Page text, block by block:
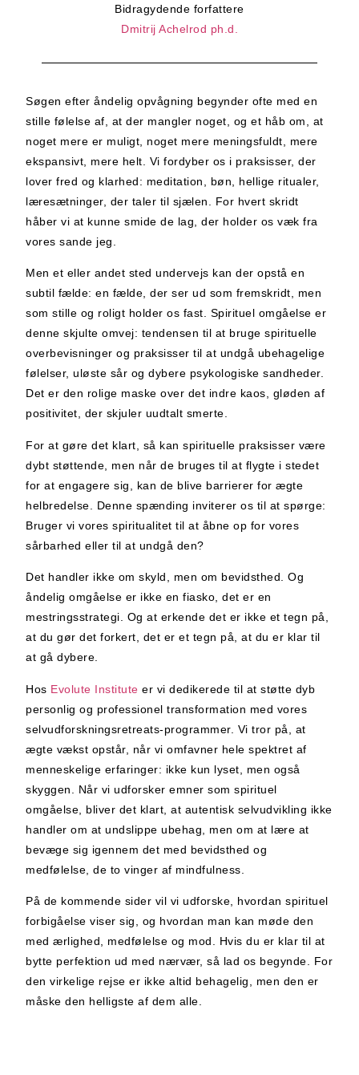
Bidragydende forfattere
Dmitrij Achelrod ph.d.
Søgen efter åndelig opvågning begynder ofte med en
stille følelse af, at der mangler noget, og et håb om, at
noget mere er muligt, noget mere meningsfuldt, mere
ekspansivt, mere helt. Vi fordyber os i praksisser, der
lover fred og klarhed: meditation, bøn, hellige ritualer,
læresætninger, der taler til sjælen. For hvert skridt
håber vi at kunne smide de lag, der holder os væk fra
vores sande jeg.
Men et eller andet sted undervejs kan der opstå en
subtil fælde: en fælde, der ser ud som fremskridt, men
som stille og roligt holder os fast. Spirituel omgåelse er
denne skjulte omvej: tendensen til at bruge spirituelle
overbevisninger og praksisser til at undgå ubehagelige
følelser, uløste sår og dybere psykologiske sandheder.
Det er den rolige maske over det indre kaos, gløden af
positivitet, der skjuler uudtalt smerte.
For at gøre det klart, så kan spirituelle praksisser være
dybt støttende, men når de bruges til at flygte i stedet
for at engagere sig, kan de blive barrierer for ægte
helbredelse. Denne spænding inviterer os til at spørge:
Bruger vi vores spiritualitet til at åbne op for vores
sårbarhed eller til at undgå den?
Det handler ikke om skyld, men om bevidsthed. Og
åndelig omgåelse er ikke en fiasko, det er en
mestringsstrategi. Og at erkende det er ikke et tegn på,
at du gør det forkert, det er et tegn på, at du er klar til
at gå dybere.
Hos Evolute Institute er vi dedikerede til at støtte dyb
personlig og professionel transformation med vores
selvudforskningsretreats-programmer. Vi tror på, at
ægte vækst opstår, når vi omfavner hele spektret af
menneskelige erfaringer: ikke kun lyset, men også
skyggen. Når vi udforsker emner som spirituel
omgåelse, bliver det klart, at autentisk selvudvikling ikke
handler om at undslippe ubehag, men om at lære at
bevæge sig igennem det med bevidsthed og
medfølelse, de to vinger af mindfulness.
På de kommende sider vil vi udforske, hvordan spirituel
forbigåelse viser sig, og hvordan man kan møde den
med ærlighed, medfølelse og mod. Hvis du er klar til at
bytte perfektion ud med nærvær, så lad os begynde. For
den virkelige rejse er ikke altid behagelig, men den er
måske den helligste af dem alle.